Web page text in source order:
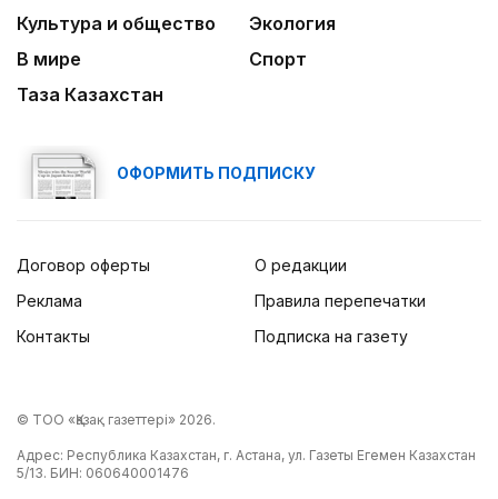
Культура и общество
Экология
В мире
Спорт
Таза Казахстан
ОФОРМИТЬ ПОДПИСКУ
Договор оферты
Реклама
Контакты
О редакции
Правила перепечатки
Подписка на газету
© ТОО «Қазақ газеттері» 2026.
Адрес: Республика Казахстан, г. Астана, ул. Газеты Егемен Казахстан
5/13. БИН: 060640001476